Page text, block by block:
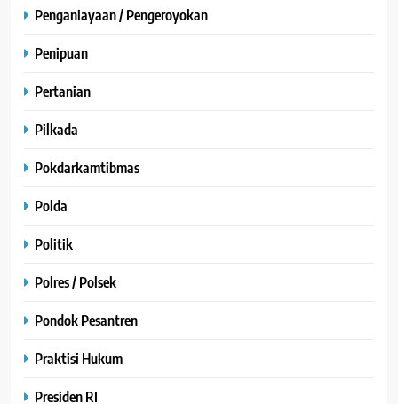
Penganiayaan / Pengeroyokan
Penipuan
Pertanian
Pilkada
Pokdarkamtibmas
Polda
Politik
Polres / Polsek
Pondok Pesantren
Praktisi Hukum
Presiden RI